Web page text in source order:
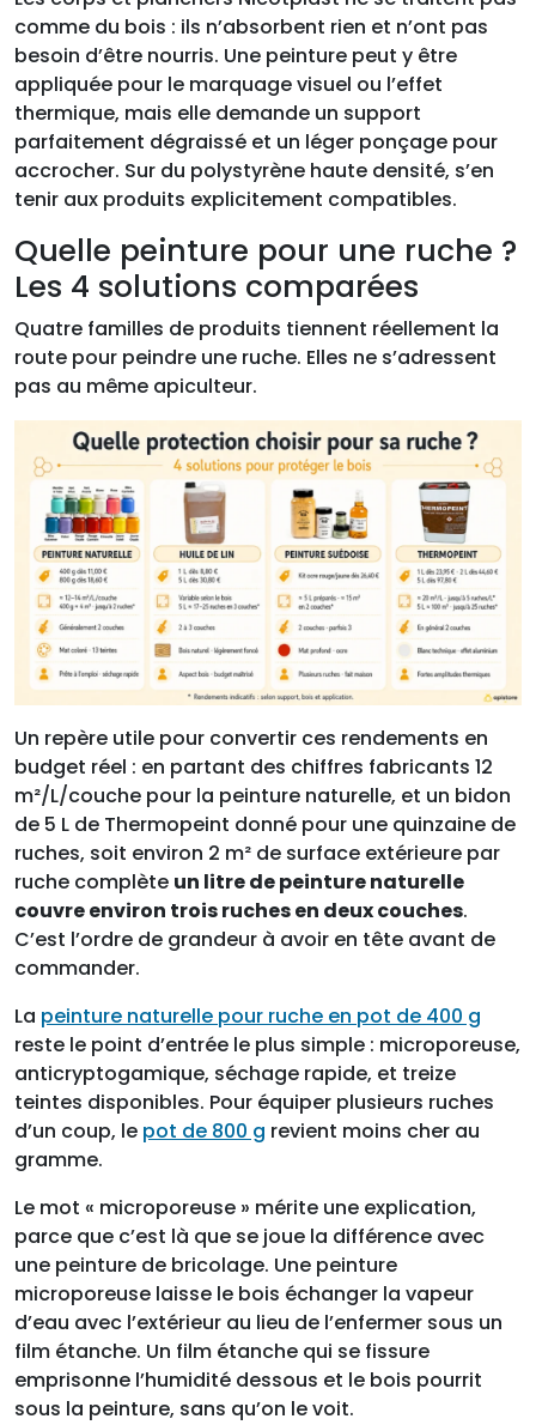
comme du bois : ils n’absorbent rien et n’ont pas
besoin d’être nourris. Une peinture peut y être
appliquée pour le marquage visuel ou l’effet
thermique, mais elle demande un support
parfaitement dégraissé et un léger ponçage pour
accrocher. Sur du polystyrène haute densité, s’en
tenir aux produits explicitement compatibles.
Quelle peinture pour une ruche ?
Les 4 solutions comparées
Quatre familles de produits tiennent réellement la
route pour peindre une ruche. Elles ne s’adressent
pas au même apiculteur.
Un repère utile pour convertir ces rendements en
budget réel : en partant des chiffres fabricants 12
m²/L/couche pour la peinture naturelle, et un bidon
de 5 L de Thermopeint donné pour une quinzaine de
ruches, soit environ 2 m² de surface extérieure par
ruche complète un litre de peinture naturelle
couvre environ trois ruches en deux couches.
C’est l’ordre de grandeur à avoir en tête avant de
commander.
La peinture naturelle pour ruche en pot de 400 g
reste le point d’entrée le plus simple : microporeuse,
anticryptogamique, séchage rapide, et treize
teintes disponibles. Pour équiper plusieurs ruches
d’un coup, le pot de 800 g revient moins cher au
gramme.
Le mot « microporeuse » mérite une explication,
parce que c’est là que se joue la différence avec
une peinture de bricolage. Une peinture
microporeuse laisse le bois échanger la vapeur
d’eau avec l’extérieur au lieu de l’enfermer sous un
film étanche. Un film étanche qui se fissure
emprisonne l’humidité dessous et le bois pourrit
sous la peinture, sans qu’on le voit.